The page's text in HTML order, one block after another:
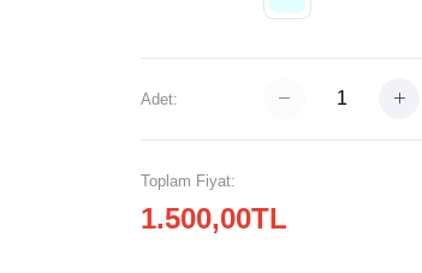
Adet:
Toplam Fiyat:
1.500,00TL